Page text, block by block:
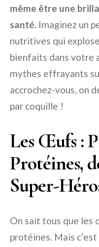
même être une
santé. Imaginez un
nutritives qui
bienfaits dans votre
mythes effrayants
accrochez-vous, on
par coquille !
Les Œufs :
Protéines,
Super-
On sait tous que les
protéines. Mais c’est